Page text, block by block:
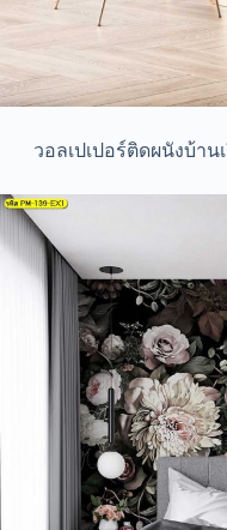
วอลเปเปอร์ติดผนังบ้า